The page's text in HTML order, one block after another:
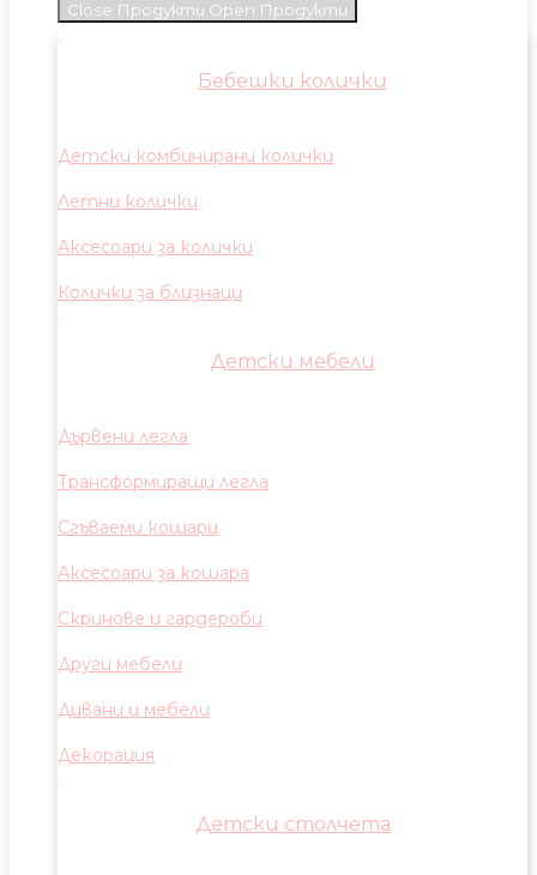
Close Продукти Open Продукти
Бебешки колички
Детски комбинирани колички
Летни колички
Аксесоари за колички
Колички за близнаци
Детски мебели
Дървени легла
Трансформиращи легла
Сгъваеми кошари
Аксесоари за кошара
Скринове и гардероби
Други мебели
Дивани и мебели
Декорация
Детски столчета